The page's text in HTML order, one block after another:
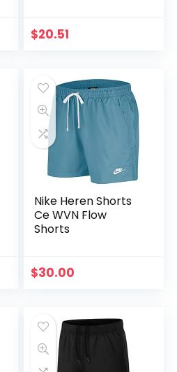
$20.51
Nike Heren Shorts
Ce WVN Flow
Shorts
$30.00